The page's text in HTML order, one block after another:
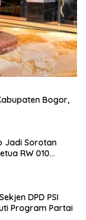
Bogor,
Jadi Sorotan
RW 010
DPD PSI
Program Partai